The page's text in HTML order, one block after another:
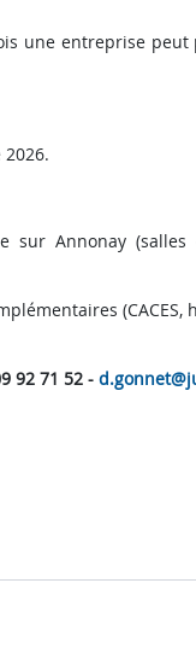
une entreprise
Annonay (salles
(CACES,
92 71 52 -